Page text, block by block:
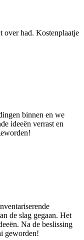
over had. Kostenplaatje
binnen en we
ideeën verrast en
de slag gegaan. Het
Na de beslissing
geworden!